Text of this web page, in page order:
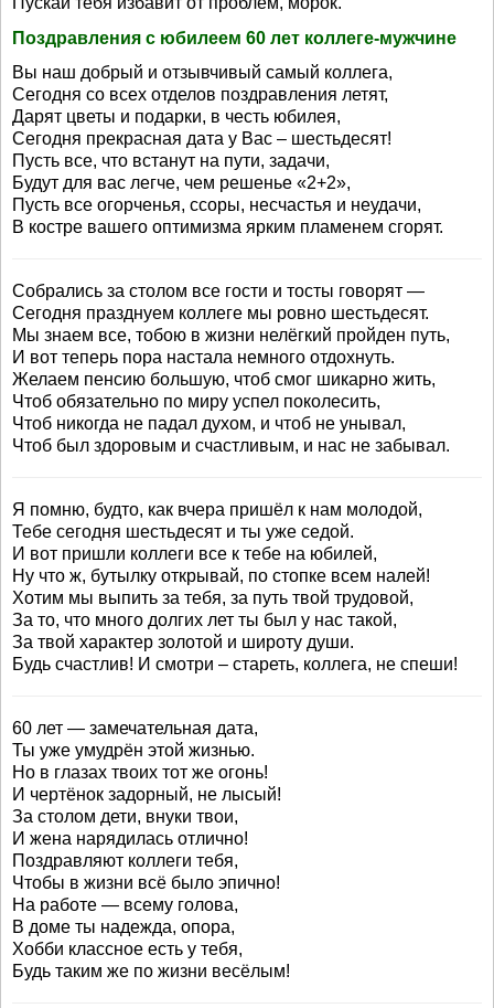
Поздравления с юбилеем 60 лет коллеге-мужчине
Вы наш добрый и отзывчивый самый коллега,
Сегодня со всех отделов поздравления летят,
Дарят цветы и подарки, в честь юбилея,
Сегодня прекрасная дата у Вас – шестьдесят!
Пусть все, что встанут на пути, задачи,
Будут для вас легче, чем решенье «2+2»,
Пусть все огорченья, ссоры, несчастья и неудачи,
В костре вашего оптимизма ярким пламенем сгорят.
Собрались за столом все гости и тосты говорят —
Сегодня празднуем коллеге мы ровно шестьдесят.
Мы знаем все, тобою в жизни нелёгкий пройден путь,
И вот теперь пора настала немного отдохнуть.
Желаем пенсию большую, чтоб смог шикарно жить,
Чтоб обязательно по миру успел поколесить,
Чтоб никогда не падал духом, и чтоб не унывал,
Чтоб был здоровым и счастливым, и нас не забывал.
Я помню, будто, как вчера пришёл к нам молодой,
Тебе сегодня шестьдесят и ты уже седой.
И вот пришли коллеги все к тебе на юбилей,
Ну что ж, бутылку открывай, по стопке всем налей!
Хотим мы выпить за тебя, за путь твой трудовой,
За то, что много долгих лет ты был у нас такой,
За твой характер золотой и широту души.
Будь счастлив! И смотри – стареть, коллега, не спеши!
60 лет — замечательная дата,
Ты уже умудрён этой жизнью.
Но в глазах твоих тот же огонь!
И чертёнок задорный, не лысый!
За столом дети, внуки твои,
И жена нарядилась отлично!
Поздравляют коллеги тебя,
Чтобы в жизни всё было эпично!
На работе — всему голова,
В доме ты надежда, опора,
Хобби классное есть у тебя,
Будь таким же по жизни весёлым!